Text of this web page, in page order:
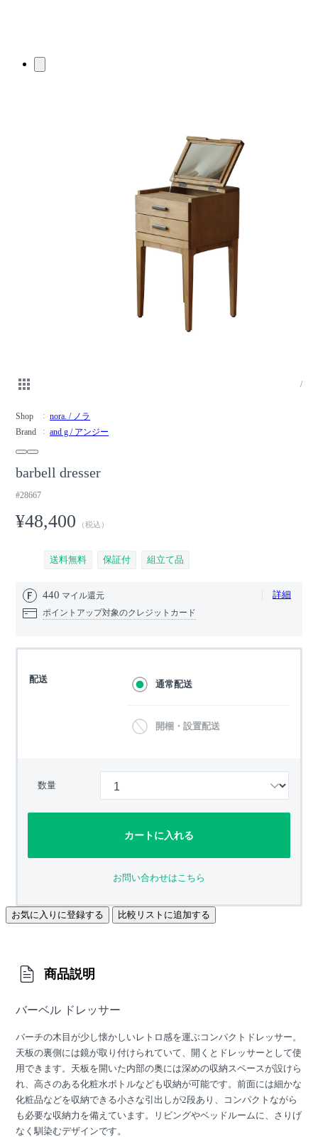
/
Shop
nora. / ノラ
Brand
and g / アンジー
barbell dresser
#28667
¥48,400 （税込）
送料無料 保証付 組立て品
440 マイル還元 詳細
ポイントアップ対象のクレジットカード
配送 通常配送
開梱・設置配送
数量
カートに入れる
お問い合わせはこちら
お気に入りに登録する 比較リストに追加する
商品説明
バーベル ドレッサー
バーチの木目が少し懐かしいレトロ感を運ぶコンパクトドレッサー。
天板の裏側には鏡が取り付けられていて、開くとドレッサーとして使
用できます。天板を開いた内部の奥には深めの収納スペースが設けら
れ、高さのある化粧水ボトルなども収納が可能です。前面には細かな
化粧品などを収納できる小さな引出しが2段あり、コンパクトながら
も必要な収納力を備えています。リビングやベッドルームに、さりげ
なく馴染むデザインです。